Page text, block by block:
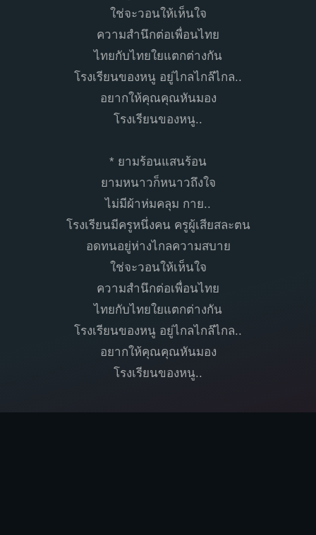
ใช่จะวอนให้เห็นใจ
ความสำนึกต่อเพื่อนไทย
ไทยกับไทยใยแตกต่างกัน
โรงเรียนของหนู อยู่ไกลไกล๊ไกล..
อยากให้คุณคุณหันมอง
โรงเรียนของหนู..
* ยามร้อนแสนร้อน
ยามหนาวก็หนาวถึงใจ
ไม่มีผ้าห่มคลุม กาย..
โรงเรียนมีครูหนึ่งคน ครูผู้เสียสละตน
อดทนอยู่ห่างไกลความสบาย
ใช่จะวอนให้เห็นใจ
ความสำนึกต่อเพื่อนไทย
ไทยกับไทยใยแตกต่างกัน
โรงเรียนของหนู อยู่ไกลไกล๊ไกล..
อยากให้คุณคุณหันมอง
โรงเรียนของหนู..